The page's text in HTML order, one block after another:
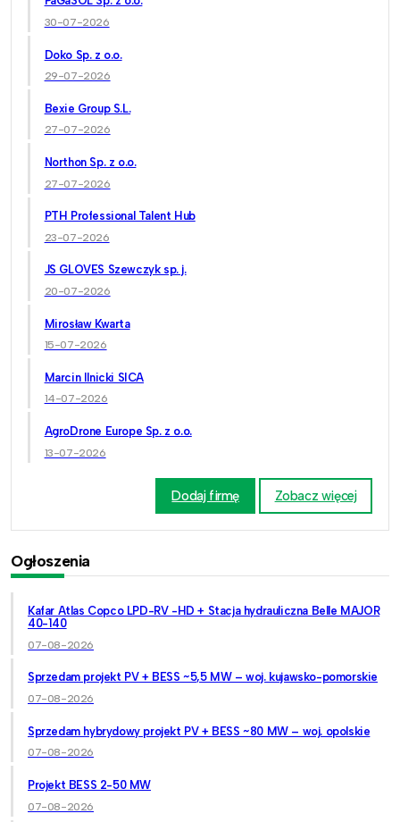
30-07-2026
Doko Sp. z o.o.
29-07-2026
Bexie Group S.L.
27-07-2026
Northon Sp. z o.o.
27-07-2026
PTH Professional Talent Hub
23-07-2026
JS GLOVES Szewczyk sp. j.
20-07-2026
Mirosław Kwarta
15-07-2026
Marcin Ilnicki SICA
14-07-2026
AgroDrone Europe Sp. z o.o.
13-07-2026
Dodaj firmę Zobacz więcej
Ogłoszenia
Kafar Atlas Copco LPD-RV -HD + Stacja hydrauliczna Belle MAJOR
40-140
07-08-2026
Sprzedam projekt PV + BESS ~5,5 MW – woj. kujawsko-pomorskie
07-08-2026
Sprzedam hybrydowy projekt PV + BESS ~80 MW – woj. opolskie
07-08-2026
Projekt BESS 2-50 MW
07-08-2026